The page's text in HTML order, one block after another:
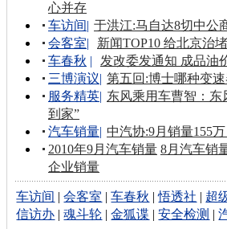
心并存
车访间| 于洪江:马自达8切中公
会客室|
新闻TOP10 给北京治
车春秋 |
发改委发通知 成品油
三博演议| 第五回:博士哪种变
服务精英| 东风乘用车曹智：东
到家”
汽车销量| 中汽协:9月销量155
2010年9月汽车销量 8月汽车销
企业销量
车访间 |会客室 |车春秋 |悟透社 | 超
信访办 |魂斗轮 |金狐谍 |安全检测 |